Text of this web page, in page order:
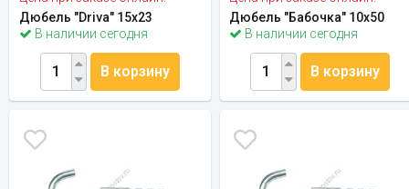
Дюбель "Driva" 15х23
В наличии сегодня
В корзину
Дюбель "Бабочка" 10х50
В наличии сегодня
В корзину